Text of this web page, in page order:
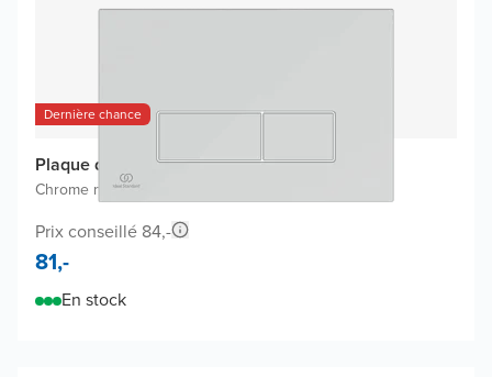
Dernière chance
Plaque de commande Oleas M2
Chrome mat|Pour Ideal Standard ProSys
Prix conseillé 84,-
81,-
En stock